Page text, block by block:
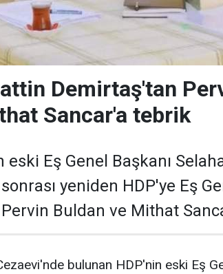
Demirtaş'tan
Sancar'a tebrik
eski Eş Genel Başkanı
yeniden HDP'ye Eş
Buldan ve Mithat
bulunan HDP'nin eski Eş